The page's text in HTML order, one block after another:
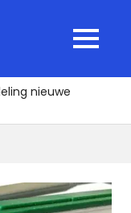
MENU
nieuwe